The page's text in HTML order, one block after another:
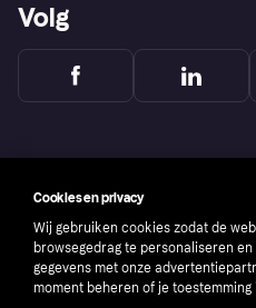
Volg
Cookies en privacy
Wij gebruiken cookies zodat de
browsegedrag te personaliseren
gegevens met onze
moment beheren of je